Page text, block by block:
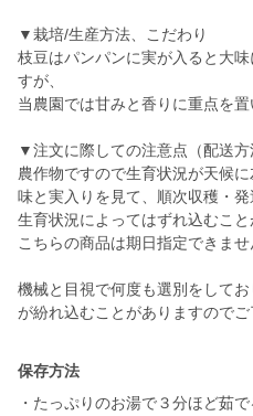
▼栽培/生産方法、こだわり
枝豆はパンパンに実が入ると大
すが、
当農園では甘みと香りに重点を置
▼注文に際しての注意点（配送方
農作物ですので生育状況が天候
味と実入りを見て、順次収穫・発
生育状況によってはずれ込むこと
こちらの商品は期日指定できませ
機械と目視で何度も選別をして
が紛れ込むことがありますのでご
保存方法
・たっぷりのお湯で３分ほど茹で